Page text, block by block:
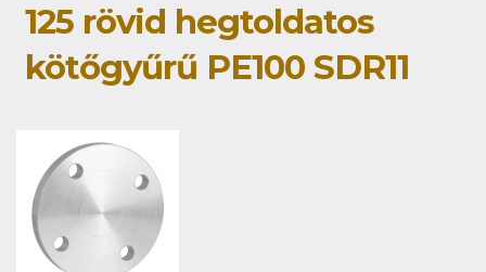
125 rövid hegtoldatos
kötőgyűrű PE100 SDR11